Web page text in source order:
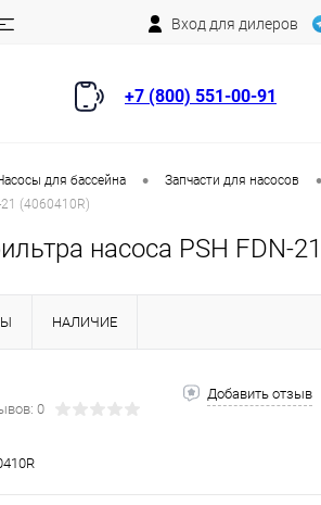
Вход для дилеров
+7 (800) 551-00-91
для бассейна • Запчасти для насосов •
(4060410R)
насоса PSH FDN-
НАЛИЧИЕ
0
Добавить отзыв